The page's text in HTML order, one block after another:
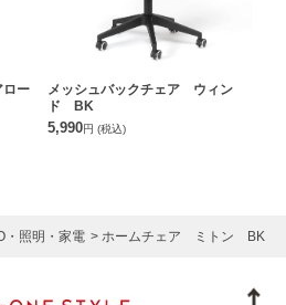
ー
メッシュバックチェア ウィン
ド BK
5,990円 (税込)
・照明・家電 ホームチェア ミトン BK